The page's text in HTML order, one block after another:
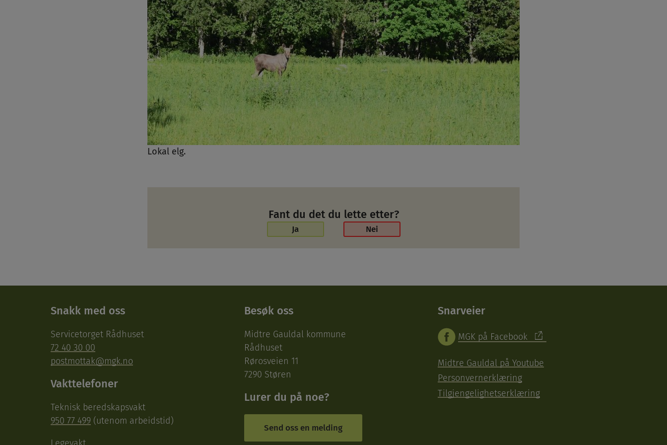
Lokal elg.
Fant du det du lette etter?
Ja Nei
Snakk med oss
Servicetorget Rådhuset
72 40 30 00
postmottak@mgk.no
Vakttelefoner
Teknisk beredskapsvakt
950 77 499 (utenom arbeidstid)
Besøk oss
Midtre Gauldal kommune
Rådhuset
Rørosveien 11
7290 Støren
Lurer du på noe?
Send oss en melding
Snarveier
MGK på Facebook
Midtre Gauldal på Youtube
Personvernerklæring
Tilgjengelighetserklæring